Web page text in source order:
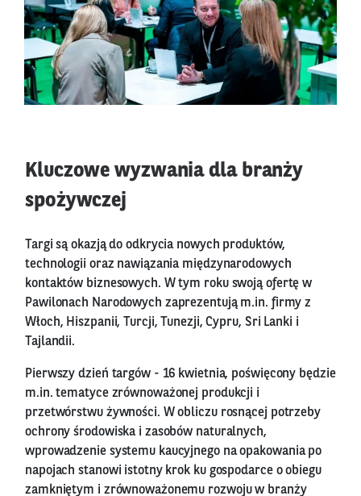
Kluczowe wyzwania dla branży
spożywczej
Targi są okazją do odkrycia nowych produktów,
technologii oraz nawiązania międzynarodowych
kontaktów biznesowych. W tym roku swoją ofertę w
Pawilonach Narodowych zaprezentują m.in. firmy z
Włoch, Hiszpanii, Turcji, Tunezji, Cypru, Sri Lanki i
Tajlandii.
Pierwszy dzień targów - 16 kwietnia, poświęcony będzie
m.in. tematyce zrównoważonej produkcji i
przetwórstwu żywności. W obliczu rosnącej potrzeby
ochrony środowiska i zasobów naturalnych,
wprowadzenie systemu kaucyjnego na opakowania po
napojach stanowi istotny krok ku gospodarce o obiegu
zamkniętym i zrównoważonemu rozwoju w branży